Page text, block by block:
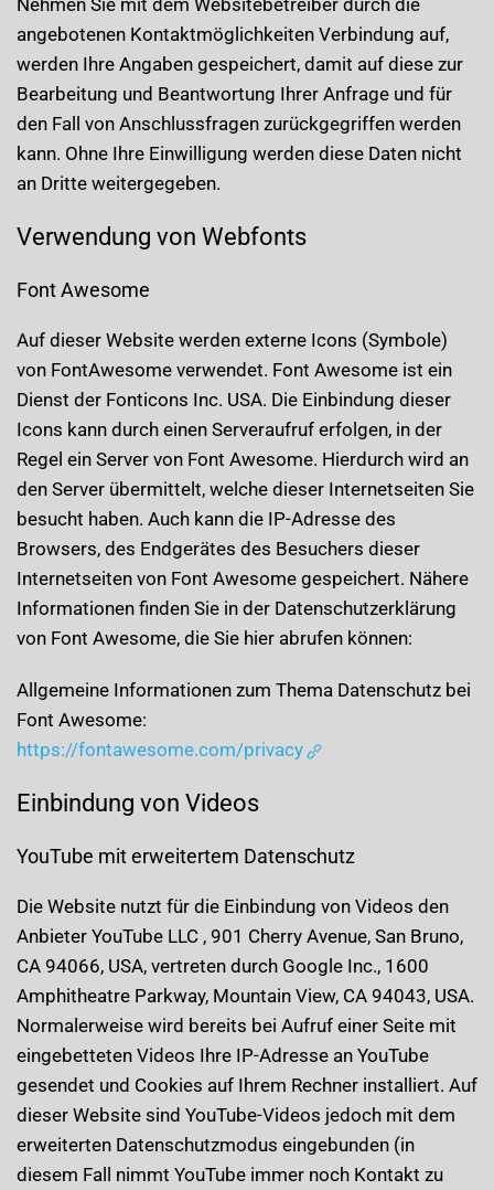
Nehmen Sie mit dem Websitebetreiber durch die
angebotenen Kontaktmöglichkeiten Verbindung auf,
werden Ihre Angaben gespeichert, damit auf diese zur
Bearbeitung und Beantwortung Ihrer Anfrage und für
den Fall von Anschlussfragen zurückgegriffen werden
kann. Ohne Ihre Einwilligung werden diese Daten nicht
an Dritte weitergegeben.
Verwendung von Webfonts
Font Awesome
Auf dieser Website werden externe Icons (Symbole)
von FontAwesome verwendet. Font Awesome ist ein
Dienst der Fonticons Inc. USA. Die Einbindung dieser
Icons kann durch einen Serveraufruf erfolgen, in der
Regel ein Server von Font Awesome. Hierdurch wird an
den Server übermittelt, welche dieser Internetseiten Sie
besucht haben. Auch kann die IP-Adresse des
Browsers, des Endgerätes des Besuchers dieser
Internetseiten von Font Awesome gespeichert. Nähere
Informationen finden Sie in der Datenschutzerklärung
von Font Awesome, die Sie hier abrufen können:
Allgemeine Informationen zum Thema Datenschutz bei
Font Awesome:
https://fontawesome.com/privacy
Einbindung von Videos
YouTube mit erweitertem Datenschutz
Die Website nutzt für die Einbindung von Videos den
Anbieter YouTube LLC , 901 Cherry Avenue, San Bruno,
CA 94066, USA, vertreten durch Google Inc., 1600
Amphitheatre Parkway, Mountain View, CA 94043, USA.
Normalerweise wird bereits bei Aufruf einer Seite mit
eingebetteten Videos Ihre IP-Adresse an YouTube
gesendet und Cookies auf Ihrem Rechner installiert. Auf
dieser Website sind YouTube-Videos jedoch mit dem
erweiterten Datenschutzmodus eingebunden (in
diesem Fall nimmt YouTube immer noch Kontakt zu